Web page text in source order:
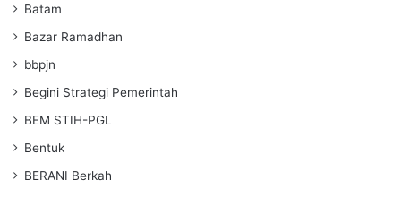
Batam
Bazar Ramadhan
bbpjn
Begini Strategi Pemerintah
BEM STIH-PGL
Bentuk
BERANI Berkah